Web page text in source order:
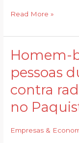
Bombril
Read More »
Homem-
pessoas
contra
no
Empresas &
Homem-
mata
14
pessoas
durante
comício